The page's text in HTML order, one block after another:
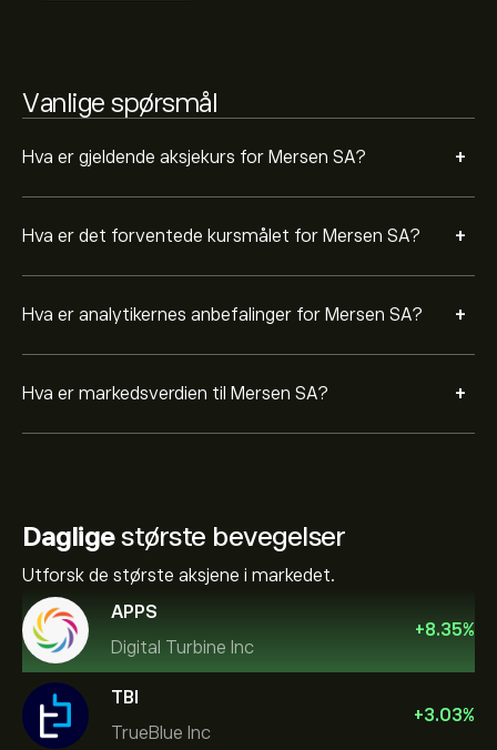
Vanlige spørsmål
Hva er gjeldende aksjekurs for Mersen SA? +
Hva er det forventede kursmålet for Mersen SA? +
Hva er analytikernes anbefalinger for Mersen SA? +
Hva er markedsverdien til Mersen SA? +
Dagligestørste bevegelser
Utforsk de største aksjene i markedet.
APPS
Digital Turbine Inc
+8.35%
TBI
TrueBlue Inc
+3.03%